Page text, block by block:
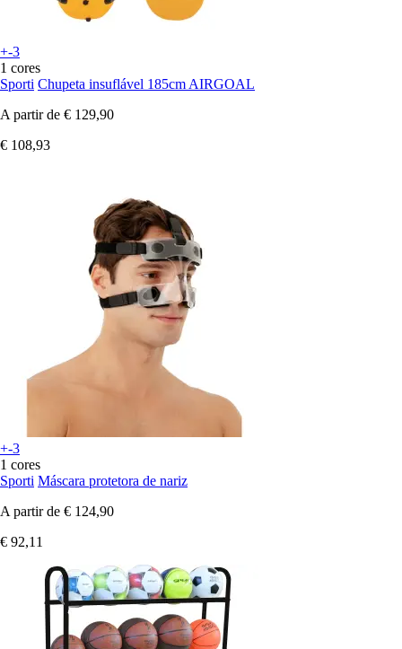
+-3
1 cores
Sporti Chupeta insuflável 185cm AIRGOAL
A partir de € 129,90
€ 108,93
+-3
1 cores
Sporti Máscara protetora de nariz
A partir de € 124,90
€ 92,11